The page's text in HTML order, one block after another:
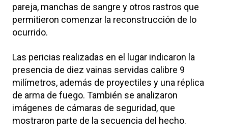
pareja, manchas de sangre y otros rastros que
permitieron comenzar la reconstrucción de lo
ocurrido.
Las pericias realizadas en el lugar indicaron la
presencia de diez vainas servidas calibre 9
milímetros, además de proyectiles y una réplica
de arma de fuego. También se analizaron
imágenes de cámaras de seguridad, que
mostraron parte de la secuencia del hecho.